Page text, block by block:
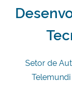
Setor de